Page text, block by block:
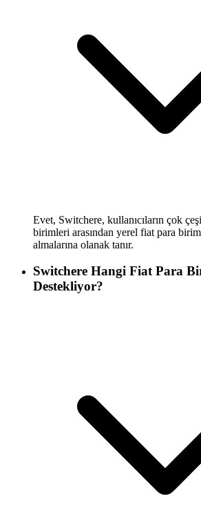
Evet, Switchere, kullanıcıların çok
birimleri arasından yerel fiat para
almalarına olanak tanır.
Switchere Hangi Fiat Para
Destekliyor?